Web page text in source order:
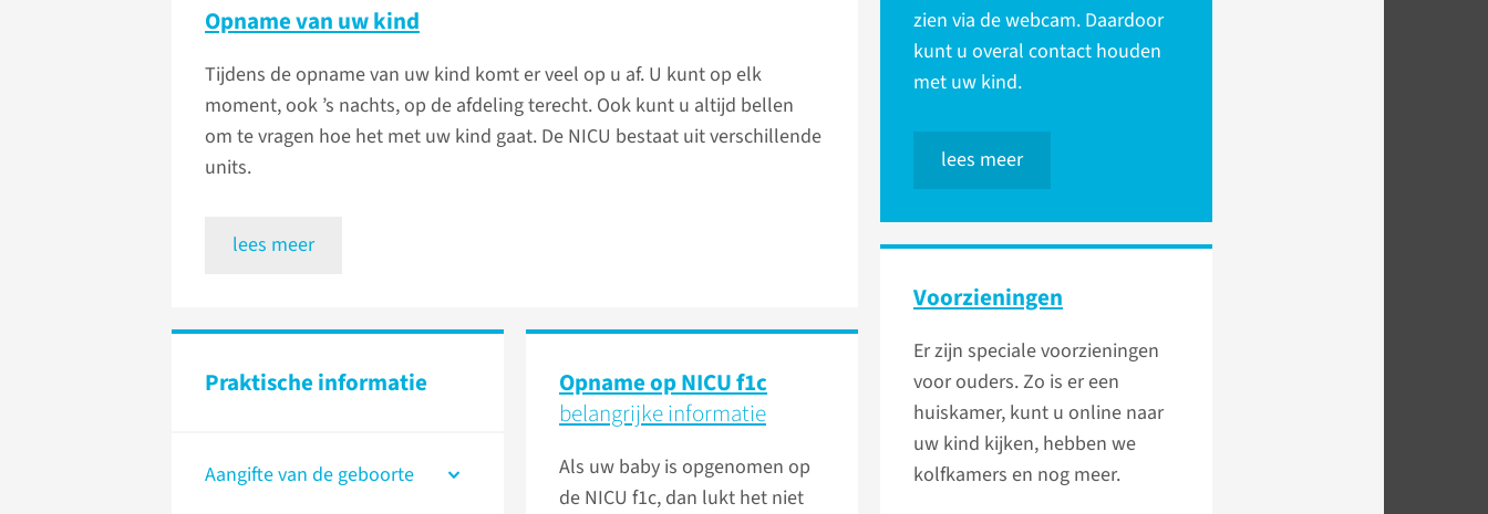
Opname van uw kind
Tijdens de opname van uw kind komt er veel op u af. U kunt op elk
moment, ook ’s nachts, op de afdeling terecht. Ook kunt u altijd bellen
om te vragen hoe het met uw kind gaat. De NICU bestaat uit verschillende
units.
lees meer
zien via de webcam. Daardoor
kunt u overal contact houden
met uw kind.
lees meer
Voorzieningen
Er zijn speciale voorzieningen
voor ouders. Zo is er een
huiskamer, kunt u online naar
uw kind kijken, hebben we
kolfkamers en nog meer.
Praktische informatie
Aangifte van de geboorte
Opname op NICU f1c
belangrijke informatie
Als uw baby is opgenomen op
de NICU f1c, dan lukt het niet